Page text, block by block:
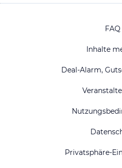
FAQ
Inhalte
Deal-Alarm,
Privatsphäre-